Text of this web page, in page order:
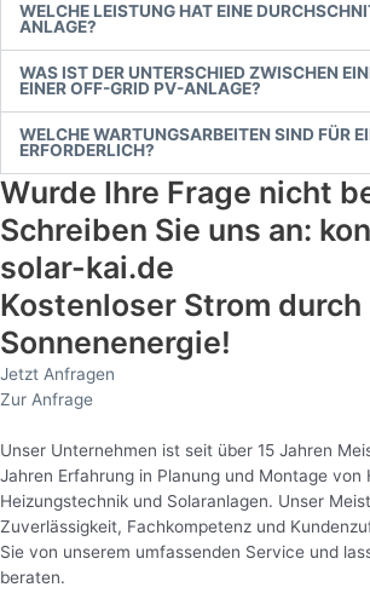
WELCHE LEISTUNG HAT EINE
ANLAGE?
WAS IST DER UNTERSCHIED ZWISCHEN
EINER OFF-GRID PV-ANLAGE?
WELCHE WARTUNGSARBEITEN SIND FÜR
ERFORDERLICH?
Wurde Ihre Frage nicht
Schreiben Sie uns an:
solar-kai.de
Kostenloser Strom durch
Sonnenenergie!
Jetzt Anfragen
Zur Anfrage
Unser Unternehmen ist seit über 15 Jahren
Jahren Erfahrung in Planung und Montage von
Heizungstechnik und Solaranlagen. Unser
Zuverlässigkeit, Fachkompetenz und
Sie von unserem umfassenden Service und
beraten.